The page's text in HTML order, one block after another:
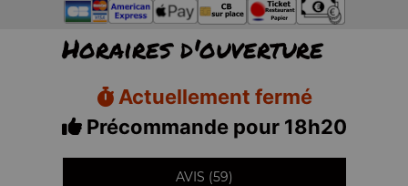
Horaires d'ouverture
Actuellement fermé
Précommande pour 18h20
AVIS (59)